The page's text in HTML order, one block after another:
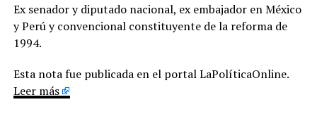
Ex senador y diputado nacional, ex embajador en México
y Perú y convencional constituyente de la reforma de
1994.
Esta nota fue publicada en el portal LaPolíticaOnline.
Leer más